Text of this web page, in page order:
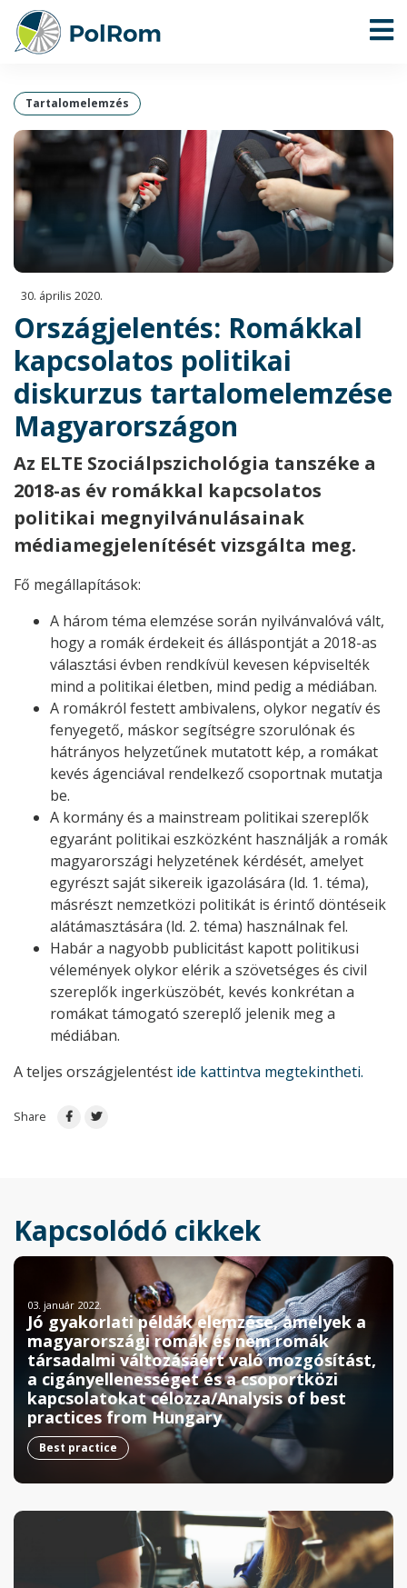
Tartalomelemzés
30. április 2020.
Országjelentés: Romákkal
kapcsolatos politikai
diskurzus tartalomelemzése
Magyarországon
Az ELTE Szociálpszichológia tanszéke a
2018-as év romákkal kapcsolatos
politikai megnyilvánulásainak
médiamegjelenítését vizsgálta meg.
Fő megállapítások:
A három téma elemzése során nyilvánvalóvá vált,
hogy a romák érdekeit és álláspontját a 2018-as
választási évben rendkívül kevesen képviselték
mind a politikai életben, mind pedig a médiában.
A romákról festett ambivalens, olykor negatív és
fenyegető, máskor segítségre szorulónak és
hátrányos helyzetűnek mutatott kép, a romákat
kevés ágenciával rendelkező csoportnak mutatja
be.
A kormány és a mainstream politikai szereplők
egyaránt politikai eszközként használják a romák
magyarországi helyzetének kérdését, amelyet
egyrészt saját sikereik igazolására (ld. 1. téma),
másrészt nemzetközi politikát is érintő döntéseik
alátámasztására (ld. 2. téma) használnak fel.
Habár a nagyobb publicitást kapott politikusi
vélemények olykor elérik a szövetséges és civil
szereplők ingerküszöbét, kevés konkrétan a
romákat támogató szereplő jelenik meg a
médiában.
A teljes országjelentést ide kattintva megtekintheti.
Share
Kapcsolódó cikkek
03. január 2022.
Jó gyakorlati példák elemzése, amelyek a
magyarországi romák és nem romák
társadalmi változásáért való mozgósítást,
a cigányellenességet és a csoportközi
kapcsolatokat célozza/Analysis of best
practices from Hungary
Best practice